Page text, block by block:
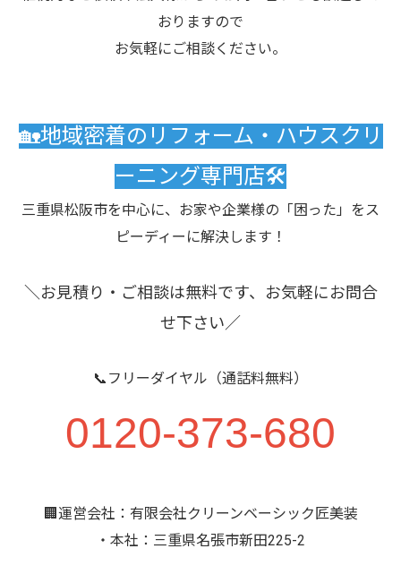
おりますので
お気軽にご相談ください。
🏡地域密着のリフォーム・ハウスクリ
ーニング専門店🛠️
三重県松阪市を中心に、お家や企業様の「困った」をス
ピーディーに解決します！
＼お見積り・ご相談は無料です、お気軽にお問合
せ下さい／
📞フリーダイヤル（通話料無料）
0120-373-680
🏢運営会社：有限会社クリーンベーシック匠美装
・本社：三重県名張市新田225-2